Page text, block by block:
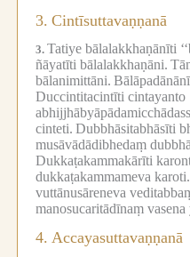
3. Cintīsuttavaṇṇanā
3. Tatiye bālalakkhaṇānīti
ñāyatīti bālalakkhaṇāni.
bālanimittāni.
Duccintitacintīti cintayanto
cinteti. Dubbhāsitabhāsīti
musāvādādibhedaṃ
Dukkaṭakammakārīti
dukkaṭakammameva karoti.
vuttānusāreneva
manosucaritādīnaṃ
4. Accayasuttavaṇṇanā